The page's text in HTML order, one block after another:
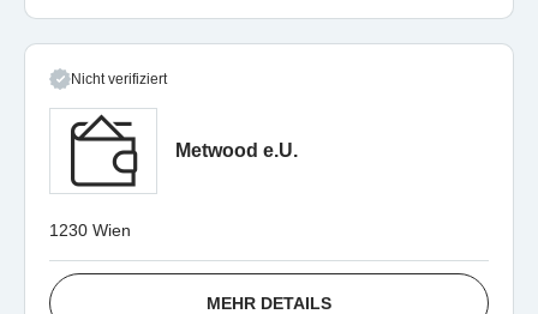
Nicht verifiziert
Metwood e.U.
1230 Wien
MEHR DETAILS